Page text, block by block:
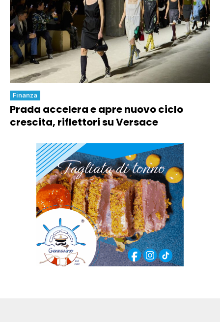
Finanza
Prada accelera e apre nuovo ciclo
crescita, riflettori su Versace